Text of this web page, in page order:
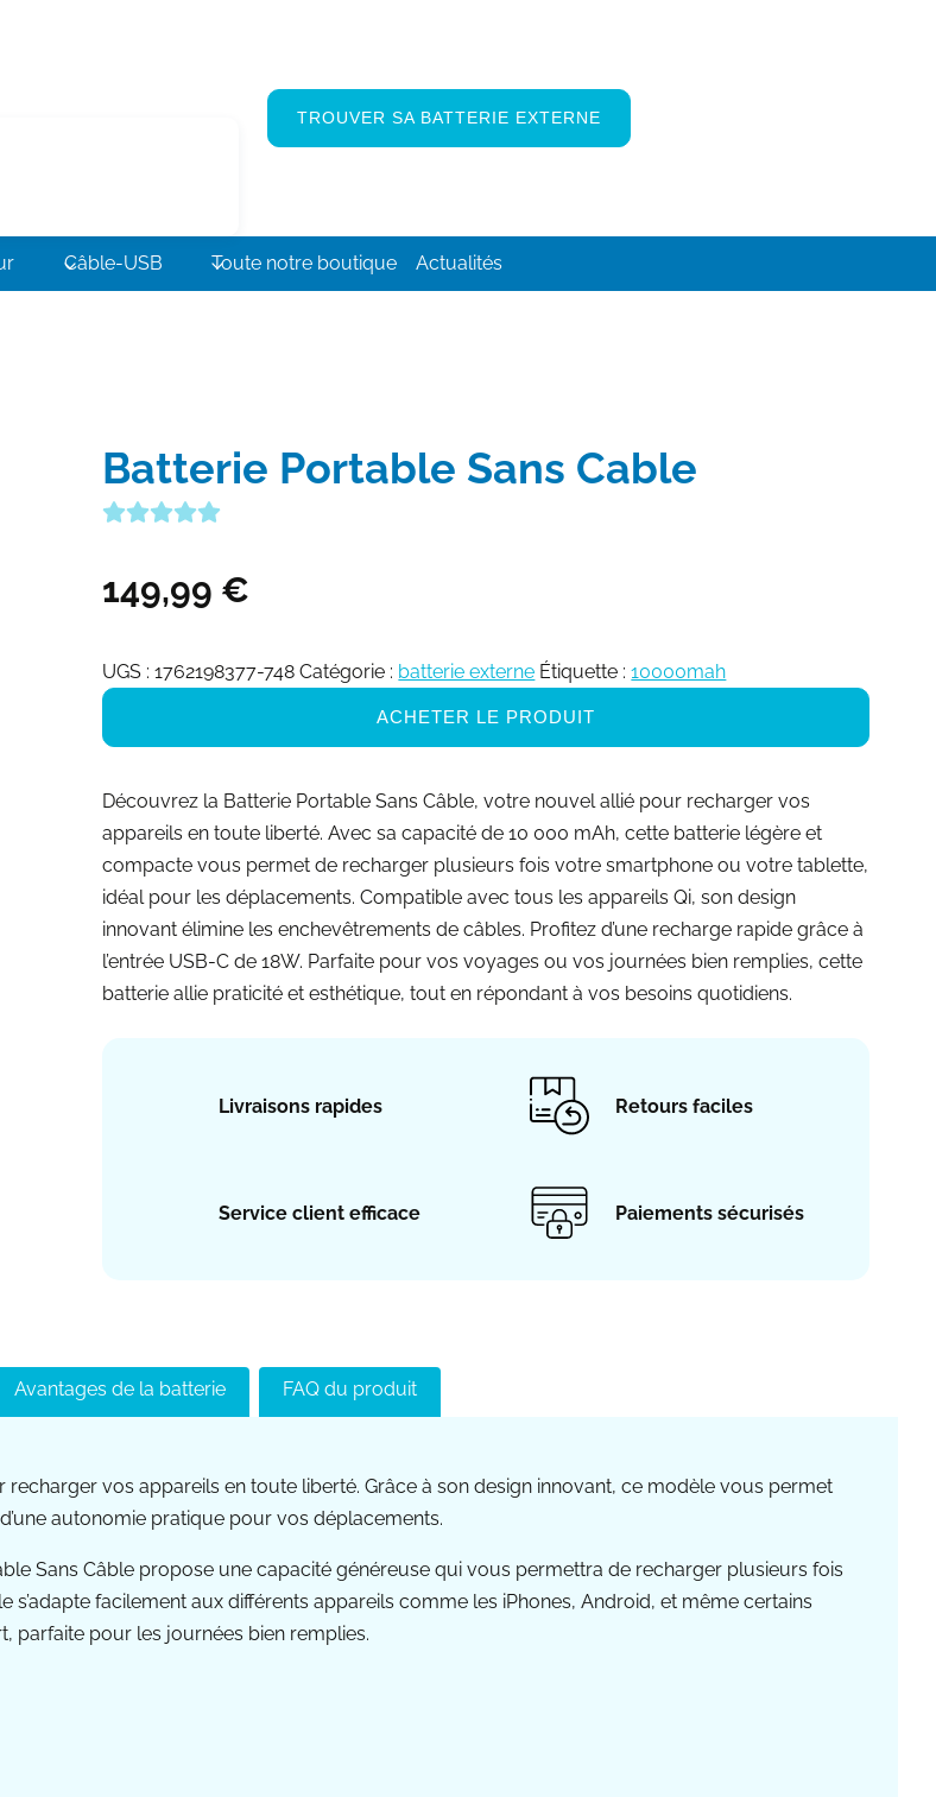
TROUVER SA BATTERIE EXTERNE
Câble-USB Toute notre boutique Actualités
Batterie Portable Sans Cable
149,99 €
UGS :1762198377-748 Catégorie : batterie externe Étiquette :10000mah
ACHETER LE PRODUIT
Découvrez la Batterie Portable Sans Câble, votre nouvel allié pour recharger vos
appareils en toute liberté. Avec sa capacité de 10 000 mAh, cette batterie légère et
compacte vous permet de recharger plusieurs fois votre smartphone ou votre tablette,
idéal pour les déplacements. Compatible avec tous les appareils Qi, son design
innovant élimine les enchevêtrements de câbles. Profitez d’une recharge rapide grâce à
l’entrée USB-C de 18W. Parfaite pour vos voyages ou vos journées bien remplies, cette
batterie allie praticité et esthétique, tout en répondant à vos besoins quotidiens.
Livraisons rapides Retours faciles
Service client efficace Paiements sécurisés
Avantages de la batterie FAQ du produit
vos appareils en toute liberté. Grâce à son design innovant, ce modèle vous permet
autonomie pratique pour vos déplacements.
Sans Câble propose une capacité généreuse qui vous permettra de recharger plusieurs fois
facilement aux différents appareils comme les iPhones, Android, et même certains
parfaite pour les journées bien remplies.